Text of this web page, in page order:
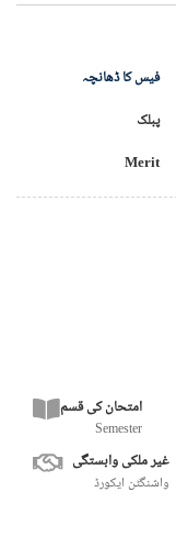
فیس کا ڈھانچہ
پبلک
Merit
امتحان کی قسم
Semester
غیر ملکی وابستگی
واشنگٹن ایکورڈ